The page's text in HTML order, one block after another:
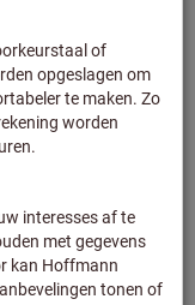
toestand van de
en een
enhoge
verlaagd.
tegen
chemicaliën etc.)